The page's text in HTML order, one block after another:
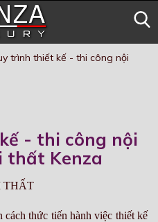
trình thiết kế - thi công nội
- thi công nội
Kenza
THẤT
thức tiến hành việc thiết kế